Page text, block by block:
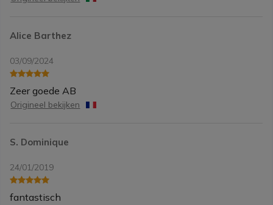
Alice Barthez
03/09/2024
Zeer goede AB
Origineel bekijken
S. Dominique
24/01/2019
fantastisch